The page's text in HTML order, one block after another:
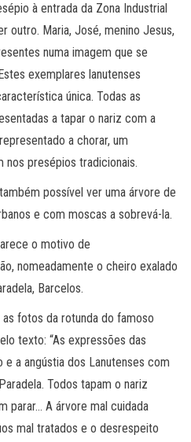
à entrada da Zona Industrial
outro. Maria, José, menino Jesus,
numa imagem que se
exemplares lanutenses
única. Todas as
a tapar o nariz com a
a chorar, um
presépios tradicionais.
possível ver uma árvore de
e com moscas a sobrevá-la.
o motivo de
nomeadamente o cheiro exalado
Barcelos.
fotos da rotunda do famoso
texto: “As expressões das
a angústia dos Lanutenses com
Todos tapam o nariz
parar… A árvore mal cuidada
mal tratados e o desrespeito